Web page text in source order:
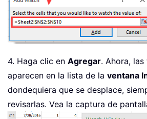
4. Haga clic en Agregar. Ahora,
aparecen en la lista de la ventana
dondequiera que se desplace,
revisarlas. Vea la captura de